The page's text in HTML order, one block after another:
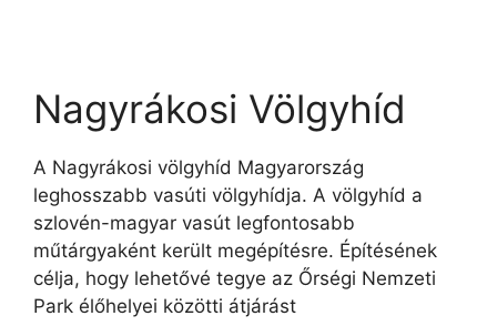
Nagyrákosi Völgyhíd
A Nagyrákosi völgyhíd Magyarország
leghosszabb vasúti völgyhídja. A völgyhíd a
szlovén-magyar vasút legfontosabb
műtárgyaként került megépítésre. Építésének
célja, hogy lehetővé tegye az Őrségi Nemzeti
Park élőhelyei közötti átjárást